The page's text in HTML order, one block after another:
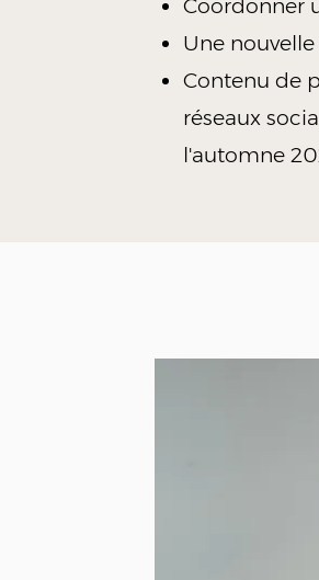
Coordonner
Une
Contenu de
réseaux
l'automne